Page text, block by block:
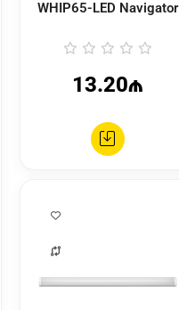
WHIP65-LED Navigator
13.20₼